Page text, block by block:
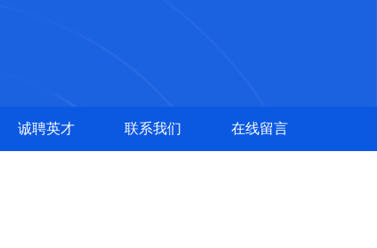
诚聘英才 联系我们 在线留言